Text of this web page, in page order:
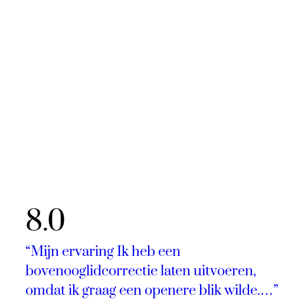
8.0
“Mijn ervaring Ik heb een
bovenooglidcorrectie laten uitvoeren,
omdat ik graag een openere blik wilde.…”